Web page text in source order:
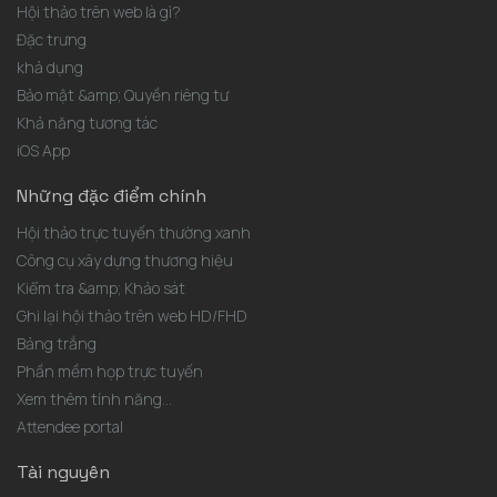
Hội thảo trên web là gì?
Đặc trưng
khả dụng
Bảo mật &amp; Quyền riêng tư
Khả năng tương tác
iOS App
Những đặc điểm chính
Hội thảo trực tuyến thường xanh
Công cụ xây dựng thương hiệu
Kiểm tra &amp; Khảo sát
Ghi lại hội thảo trên web HD/FHD
Bảng trắng
Phần mềm họp trực tuyến
Xem thêm tính năng...
Attendee portal
Tài nguyên